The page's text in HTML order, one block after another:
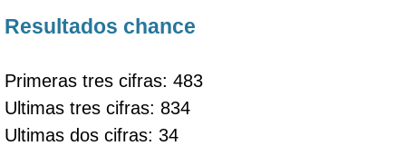
Resultados chance
Primeras tres cifras: 483
Ultimas tres cifras: 834
Ultimas dos cifras: 34